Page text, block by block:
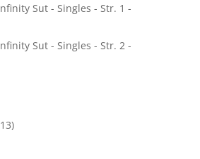
Sut - Singles - Str. 1 -
Sut - Singles - Str. 2 -